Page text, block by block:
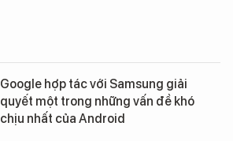
Google hợp tác với Samsung giải
quyết một trong những vấn đề khó
chịu nhất của Android